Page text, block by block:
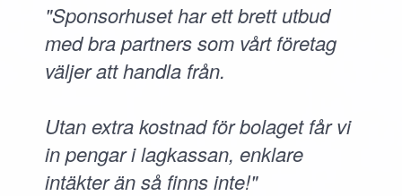
"Sponsorhuset har ett brett utbud
med bra partners som vårt företag
väljer att handla från.
Utan extra kostnad för bolaget får vi
in pengar i lagkassan, enklare
intäkter än så finns inte!"